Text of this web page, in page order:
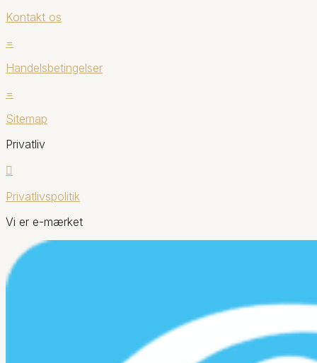
Kontakt os
=
Handelsbetingelser
=
Sitemap
Privatliv

Privatlivspolitik
Vi er e-mærket